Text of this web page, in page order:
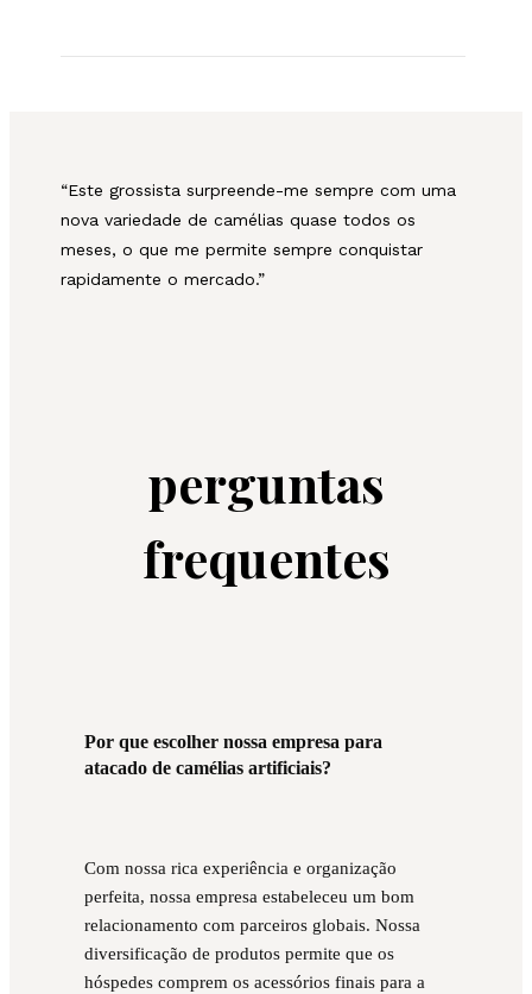
“Este grossista surpreende-me sempre com uma
nova variedade de camélias quase todos os
meses, o que me permite sempre conquistar
rapidamente o mercado.”
perguntas
frequentes
Por que escolher nossa empresa para
atacado de camélias artificiais?
Com nossa rica experiência e organização
perfeita, nossa empresa estabeleceu um bom
relacionamento com parceiros globais. Nossa
diversificação de produtos permite que os
hóspedes comprem os acessórios finais para a